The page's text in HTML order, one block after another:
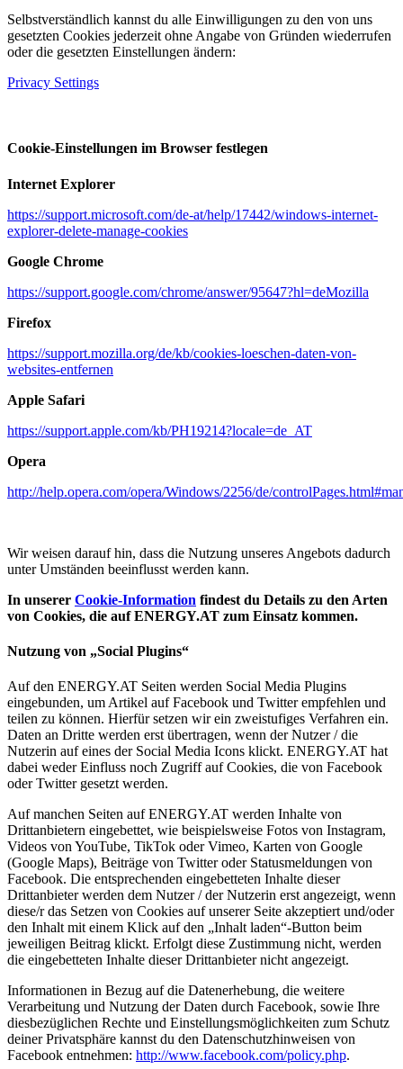
Selbstverständlich kannst du alle Einwilligungen zu den von uns
gesetzten Cookies jederzeit ohne Angabe von Gründen wiederrufen
oder die gesetzten Einstellungen ändern:
Privacy Settings
Cookie-Einstellungen im Browser festlegen
Internet Explorer
https://support.microsoft.com/de-at/help/17442/windows-internet-
explorer-delete-manage-cookies
Google Chrome
https://support.google.com/chrome/answer/95647?hl=deMozilla
Firefox
https://support.mozilla.org/de/kb/cookies-loeschen-daten-von-
websites-entfernen
Apple Safari
https://support.apple.com/kb/PH19214?locale=de_AT
Opera
http://help.opera.com/opera/Windows/2256/de/
Wir weisen darauf hin, dass die Nutzung unseres Angebots dadurch
unter Umständen beeinflusst werden kann.
In unserer Cookie-Information findest du Details zu den Arten
von Cookies, die auf ENERGY.AT zum Einsatz kommen.
Nutzung von „Social Plugins“
Auf den ENERGY.AT Seiten werden Social Media Plugins
eingebunden, um Artikel auf Facebook und Twitter empfehlen und
teilen zu können. Hierfür setzen wir ein zweistufiges Verfahren ein.
Daten an Dritte werden erst übertragen, wenn der Nutzer / die
Nutzerin auf eines der Social Media Icons klickt. ENERGY.AT hat
dabei weder Einfluss noch Zugriff auf Cookies, die von Facebook
oder Twitter gesetzt werden.
Auf manchen Seiten auf ENERGY.AT werden Inhalte von
Drittanbietern eingebettet, wie beispielsweise Fotos von Instagram,
Videos von YouTube, TikTok oder Vimeo, Karten von Google
(Google Maps), Beiträge von Twitter oder Statusmeldungen von
Facebook. Die entsprechenden eingebetteten Inhalte dieser
Drittanbieter werden dem Nutzer / der Nutzerin erst angezeigt, wenn
diese/r das Setzen von Cookies auf unserer Seite akzeptiert und/oder
den Inhalt mit einem Klick auf den „Inhalt laden“-Button beim
jeweiligen Beitrag klickt. Erfolgt diese Zustimmung nicht, werden
die eingebetteten Inhalte dieser Drittanbieter nicht angezeigt.
Informationen in Bezug auf die Datenerhebung, die weitere
Verarbeitung und Nutzung der Daten durch Facebook, sowie Ihre
diesbezüglichen Rechte und Einstellungsmöglichkeiten zum Schutz
deiner Privatsphäre kannst du den Datenschutzhinweisen von
Facebook entnehmen: http://www.facebook.com/policy.php.